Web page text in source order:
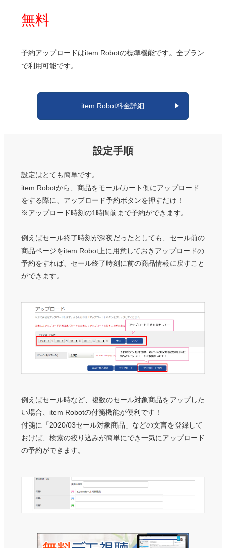
無料
予約アップロードはitem Robotの標準機能です。全プラン
で利用可能です。
item Robot料金詳細
設定手順
設定はとても簡単です。
item Robotから、商品をモール/カート側にアップロード
をする際に、アップロード予約ボタンを押すだけ！
※アップロード時刻の1時間前まで予約ができます。
例えばセール終了時刻が深夜だったとしても、セール前の
商品ページをitem Robot上に用意しておきアップロードの
予約をすれば、セール終了時刻に前の商品情報に戻すこと
ができます。
例えばセール時など、複数のセール対象商品をアップした
い場合、item Robotの付箋機能が便利です！
付箋に「2020/03セール対象商品」などの文言を登録して
おけば、検索の絞り込みが簡単にでき一気にアップロード
の予約ができます。